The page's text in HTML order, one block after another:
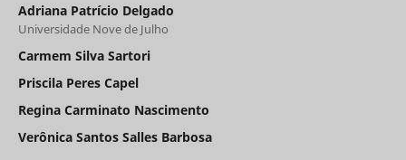
Adriana Patrício Delgado
Universidade Nove de Julho
Carmem Silva Sartori
Priscila Peres Capel
Regina Carminato Nascimento
Verônica Santos Salles Barbosa